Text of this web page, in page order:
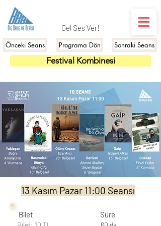
Gel Ses Ver!
Önceki Seans
Programa Dön Sonraki Seans
Festival Kombinesi
13 Kasım Pazar 11:00 Seansı
Bilet Süre